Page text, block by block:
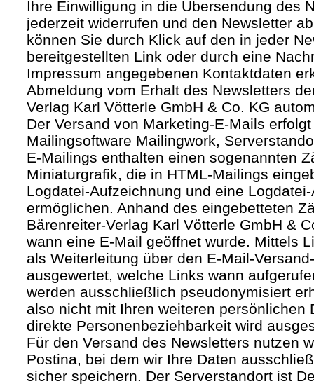
Ihre Einwilligung in die Übersendung des
jederzeit widerrufen und den Newsletter
können Sie durch Klick auf den in jeder
bereitgestellten Link oder durch eine
Impressum angegebenen Kontaktdaten
Abmeldung vom Erhalt des Newsletters
Verlag Karl Vötterle GmbH & Co. KG
Der Versand von Marketing-E-Mails
Mailingsoftware Mailingwork,
E-Mailings enthalten einen sogenannten
Miniaturgrafik, die in HTML-Mailings
Logdatei-Aufzeichnung und eine
ermöglichen. Anhand des eingebetteten
Bärenreiter-Verlag Karl Vötterle GmbH &
wann eine E-Mail geöffnet wurde. Mittels
als Weiterleitung über den E-Mail-
ausgewertet, welche Links wann
werden ausschließlich pseudonymisiert
also nicht mit Ihren weiteren persönlichen
direkte Personenbeziehbarkeit wird
Für den Versand des Newsletters nutzen
Postina, bei dem wir Ihre Daten
sicher speichern. Der Serverstandort ist